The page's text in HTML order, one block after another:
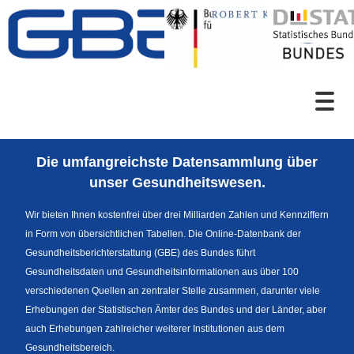
Zum Inhalt
Sprachumschaltung
Die umfangreichste Datensammlung über
unser Gesundheitswesen.
Wir bieten Ihnen kostenfrei über drei Milliarden Zahlen und Kennziffern
in Form von übersichtlichen Tabellen. Die Online-Datenbank der
Gesundheitsberichterstattung (GBE) des Bundes führt
Gesundheitsdaten und Gesundheitsinformationen aus über 100
verschiedenen Quellen an zentraler Stelle zusammen, darunter viele
Erhebungen der Statistischen Ämter des Bundes und der Länder, aber
auch Erhebungen zahlreicher weiterer Institutionen aus dem
Gesundheitsbereich.